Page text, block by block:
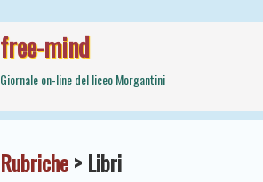
free-mind
Giornale on-line del liceo Morgantini
Rubriche> Libri